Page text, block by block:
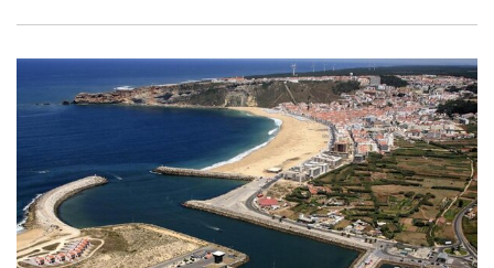
Participação Pública da Revisão do